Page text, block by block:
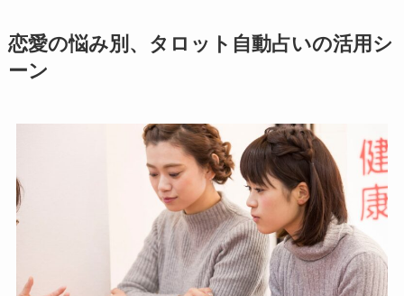
恋愛の悩み別、タロット自動占いの活用シ
ーン